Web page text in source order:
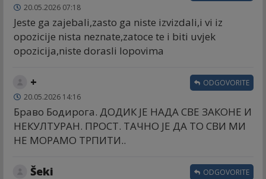
20.05.2026 07:18
Jeste ga zajebali,zasto ga niste izvizdali,i vi iz
opozicije nista neznate,zatoce te i biti uvjek
opozicija,niste dorasli lopovima
+
20.05.2026 14:16
Браво Бодирога. ДОДИК ЈЕ НАДА СВЕ ЗАКОНЕ И
НЕКУЛТУРАН. ПРОСТ. ТАЧНО ЈЕ ДА ТО СВИ МИ
НЕ МОРАМО ТРПИТИ..
ODGOVORITE
Šeki ODGOVORITE